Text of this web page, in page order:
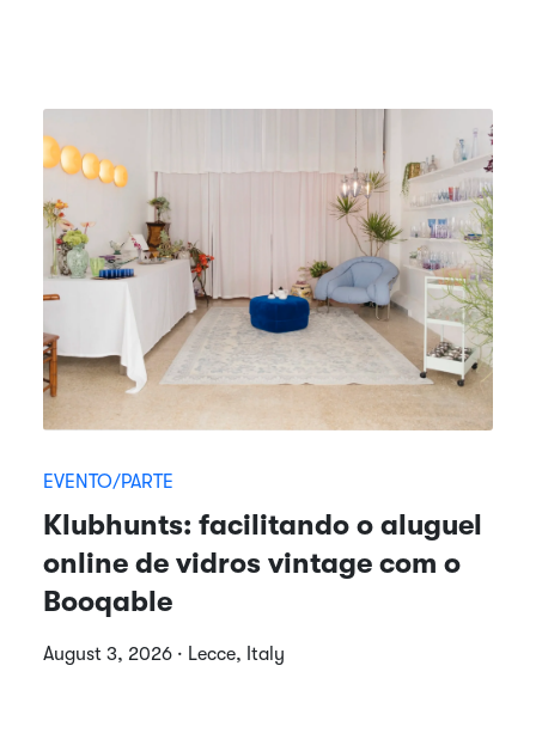
EVENTO/PARTE
Klubhunts: facilitando o aluguel
online de vidros vintage com o
Booqable
August 3, 2026 · Lecce, Italy